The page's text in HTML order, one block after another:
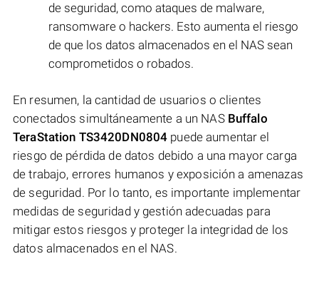
de seguridad, como ataques de malware,
ransomware o hackers. Esto aumenta el riesgo
de que los datos almacenados en el NAS sean
comprometidos o robados.
En resumen, la cantidad de usuarios o clientes
conectados simultáneamente a un NAS Buffalo
TeraStation TS3420DN0804 puede aumentar el
riesgo de pérdida de datos debido a una mayor carga
de trabajo, errores humanos y exposición a amenazas
de seguridad. Por lo tanto, es importante implementar
medidas de seguridad y gestión adecuadas para
mitigar estos riesgos y proteger la integridad de los
datos almacenados en el NAS.